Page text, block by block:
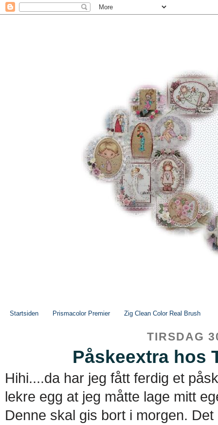
Startsiden Prismacolor Premier Zig Clean Color Real Brush
TIRSDAG
Påskeextra hos
Hihi....da har jeg fått ferdig et
lekre egg at jeg måtte lage mitt
Denne skal gis bort i morgen.